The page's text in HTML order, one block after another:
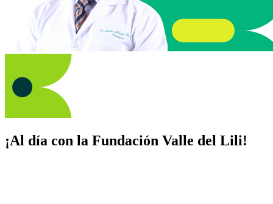
¡Al día con la Fundación Valle del Lili!